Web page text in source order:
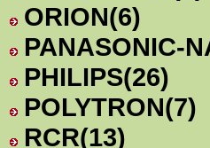
ORION(6)
PANASONIC-
PHILIPS(26)
POLYTRON(7)
RCR(13)